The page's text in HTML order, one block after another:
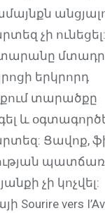
չի ունեցել:
երկրորդ
տարածքը
և
Ցավոք,
չի կոչվել:
Sourire vers